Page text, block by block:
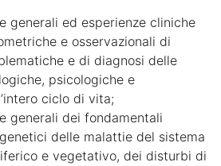
generali ed esperienze cliniche
e osservazionali di
e di diagnosi delle
psicologiche e
ciclo di vita;
generali dei fondamentali
delle malattie del sistema
e vegetativo, dei disturbi di